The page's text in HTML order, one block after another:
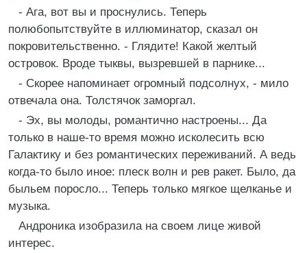
- Ага, вот вы и проснулись. Теперь
полюбопытствуйте в иллюминатор, сказал он
покровительственно. - Глядите! Какой желтый
островок. Вроде тыквы, вызревшей в парнике...
- Скорее напоминает огромный подсолнух, - мило
отвечала она. Толстячок заморгал.
- Эх, вы молоды, романтично настроены... Да
только в наше-то время можно исколесить всю
Галактику и без романтических переживаний. А ведь
когда-то было иное: плеск волн и рев ракет. Было, да
быльем поросло... Теперь только мягкое щелканье и
музыка.
Андроника изобразила на своем лице живой
интерес.